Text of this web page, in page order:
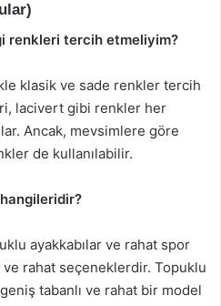
renkleri tercih etmeliyim?
klasik ve sade renkler tercih
lacivert gibi renkler her
Ancak, mevsimlere göre
de kullanılabilir.
ayakkabılar ve rahat spor
rahat seçeneklerdir. Topuklu
tabanlı ve rahat bir model